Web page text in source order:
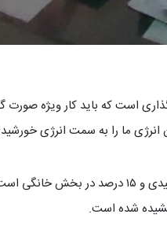
است که باید کار ویژه صورت
انرژی ما را به سمت انرژی